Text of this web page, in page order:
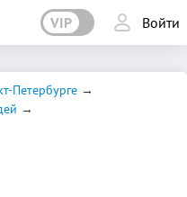
VIP Войти
Петербурге